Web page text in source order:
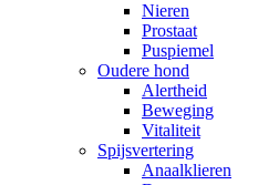
Nieren
Prostaat
Puspiemel
Oudere hond
Alertheid
Beweging
Vitaliteit
Spijsvertering
Anaalklieren